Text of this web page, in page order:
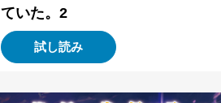
ていた。2
試し読み